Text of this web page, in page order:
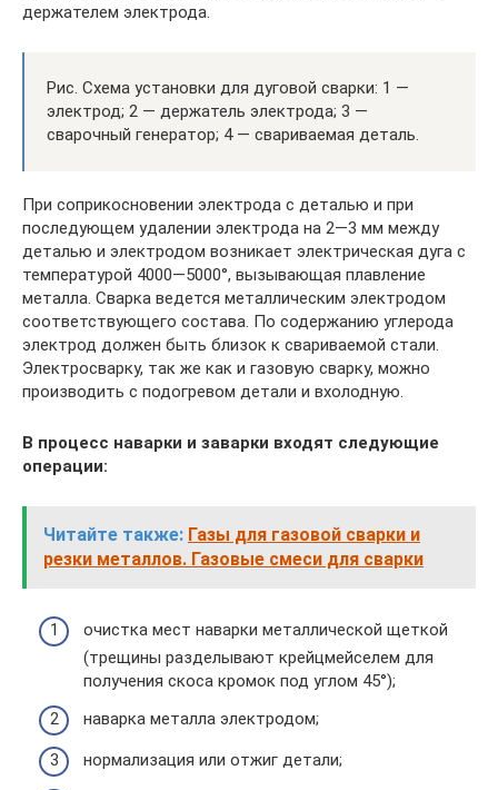
держателем электрода.
Рис. Схема установки для дуговой сварки: 1 —
электрод; 2 — держатель электрода; 3 —
сварочный генератор; 4 — свариваемая деталь.
При соприкосновении электрода с деталью и при
последующем удалении электрода на 2—3 мм между
деталью и электродом возникает электрическая дуга с
температурой 4000—5000°, вызывающая плавление
металла. Сварка ведется металлическим электродом
соответствующего состава. По содержанию углерода
электрод должен быть близок к свариваемой стали.
Электросварку, так же как и газовую сварку, можно
производить с подогревом детали и вхолодную.
В процесс наварки и заварки входят следующие
операции:
Читайте также: Газы для газовой сварки и
резки металлов. Газовые смеси для сварки
очистка мест наварки металлической щеткой
(трещины разделывают крейцмейселем для
получения скоса кромок под углом 45°);
наварка металла электродом;
нормализация или отжиг детали;